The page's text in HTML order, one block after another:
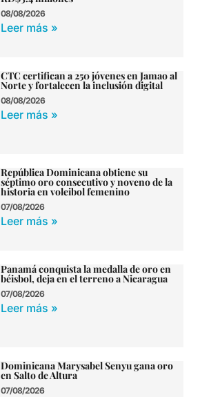
08/08/2026
Leer más »
CTC certifican a 250 jóvenes en Jamao al
Norte y fortalecen la inclusión digital
08/08/2026
Leer más »
República Dominicana obtiene su
séptimo oro consecutivo y noveno de la
historia en voleibol femenino
07/08/2026
Leer más »
Panamá conquista la medalla de oro en
béisbol, deja en el terreno a Nicaragua
07/08/2026
Leer más »
Dominicana Marysabel Senyu gana oro
en Salto de Altura
07/08/2026